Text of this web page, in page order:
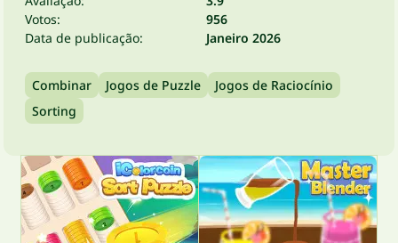
Votos:
956
Data de publicação:
Janeiro 2026
Combinar Jogos de Puzzle
Jogos de Raciocínio
Sorting